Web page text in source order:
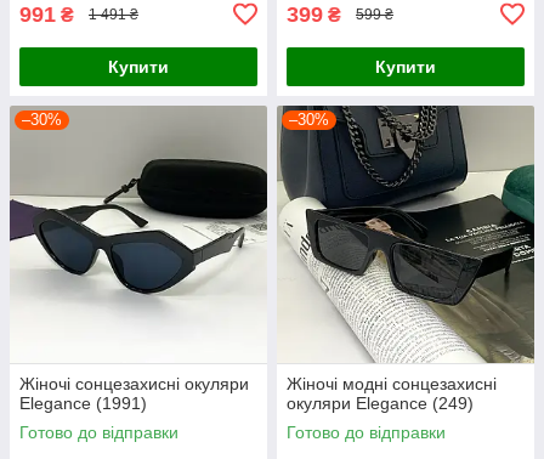
991 ₴ 1 491 ₴
Купити
399 ₴ 599 ₴
Купити
–30%
Жіночі сонцезахисні окуляри
Elegance (1991)
Готово до відправки
–30%
Жіночі модні сонцезахисні
окуляри Elegance (249)
Готово до відправки